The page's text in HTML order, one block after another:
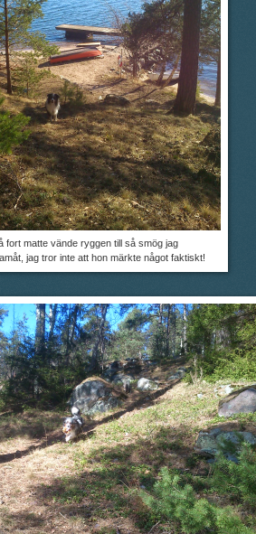
fort matte vände ryggen till så smög jag
jag tror inte att hon märkte något faktiskt!